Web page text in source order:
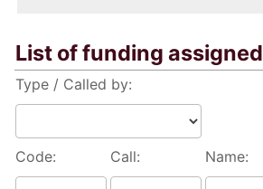
List of funding assigned
Type / Called by:
Code: Call: Name: